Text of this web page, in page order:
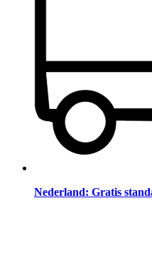
Nederland: Gratis